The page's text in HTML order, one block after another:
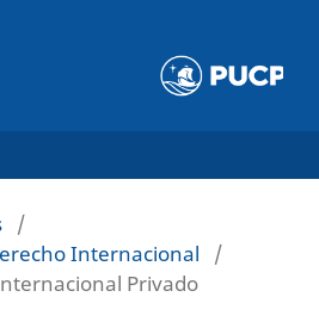
/
Internacional
/
Privado